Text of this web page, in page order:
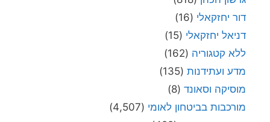
דור יחזקאלי (16)
דניאל יחזקאלי (15)
ללא קטגוריה (162)
מדע ועתידנות (135)
מוסיקה וסאונד (8)
מורכבות בביטחון לאומי (4,507)